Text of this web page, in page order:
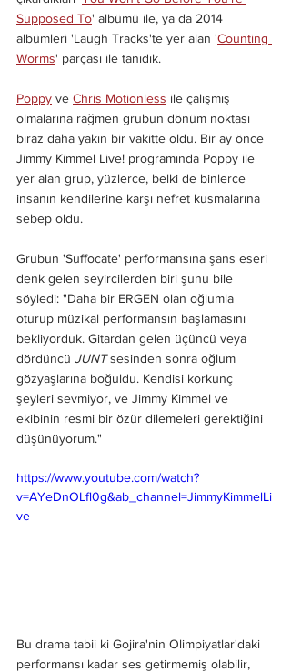
Supposed To' albümü ile, ya da 2014
albümleri 'Laugh Tracks'te yer alan 'Counting
Worms' parçası ile tanıdık.
Poppy ve Chris Motionless ile çalışmış
olmalarına rağmen grubun dönüm noktası
biraz daha yakın bir vakitte oldu. Bir ay önce
Jimmy Kimmel Live! programında Poppy ile
yer alan grup, yüzlerce, belki de binlerce
insanın kendilerine karşı nefret kusmalarına
sebep oldu.
Grubun 'Suffocate' performansına şans eseri
denk gelen seyircilerden biri şunu bile
söyledi: "Daha bir ERGEN olan oğlumla
oturup müzikal performansın başlamasını
bekliyorduk. Gitardan gelen üçüncü veya
dördüncü JUNT sesinden sonra oğlum
gözyaşlarına boğuldu. Kendisi korkunç
şeyleri sevmiyor, ve Jimmy Kimmel ve
ekibinin resmi bir özür dilemeleri gerektiğini
düşünüyorum."
https://www.youtube.com/watch?
v=AYeDnOLfl0g&ab_channel=JimmyKimmelLi
ve
Bu drama tabii ki Gojira'nin Olimpiyatlar'daki
performansı kadar ses getirmemiş olabilir,